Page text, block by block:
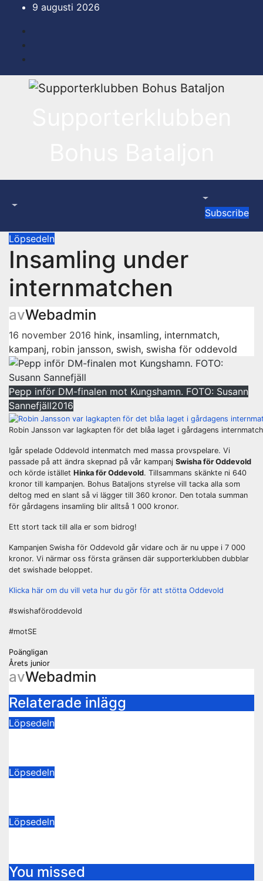
Hoppa
innehåll
9 augusti 2026
Subscribe
Löpsedeln
Insamling under
internmatchen
avWebadmin
16 november 2016 hink, insamling, internmatch,
kampanj, robin jansson, swish, swisha för oddevold
Pepp inför DM-finalen mot Kungshamn. FOTO: Susann
Sannefjäll2016
Robin Jansson var lagkapten för det blåa laget i gårdagens
Igår spelade Oddevold intenmatch med massa provspelare. Vi
passade på att ändra skepnad på vår kampanj Swisha för Oddevold
och körde istället Hinka för Oddevold. Tillsammans skänkte ni 640
kronor till kampanjen. Bohus Bataljons styrelse vill tacka alla som
deltog med en slant så vi lägger till 360 kronor. Den totala summan
för gårdagens insamling blir alltså 1 000 kronor.
Ett stort tack till alla er som bidrog!
Kampanjen Swisha för Oddevold går vidare och är nu uppe i 7 000
kronor. Vi närmar oss första gränsen där supporterklubben dubblar
det swishade beloppet.
Klicka här om du vill veta hur du gör för att stötta Oddevold
#swishaföroddevold
#motSE
Inläggsnavigering
Poängligan
Årets junior
avWebadmin
Relaterade inlägg
Löpsedeln
Löpsedeln
Löpsedeln
You missed